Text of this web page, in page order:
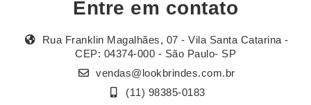
Entre em contato
Rua Franklin Magalhães, 07 - Vila Santa Catarina -
CEP: 04374-000 - São Paulo- SP
vendas@lookbrindes.com.br
(11) 98385-0183